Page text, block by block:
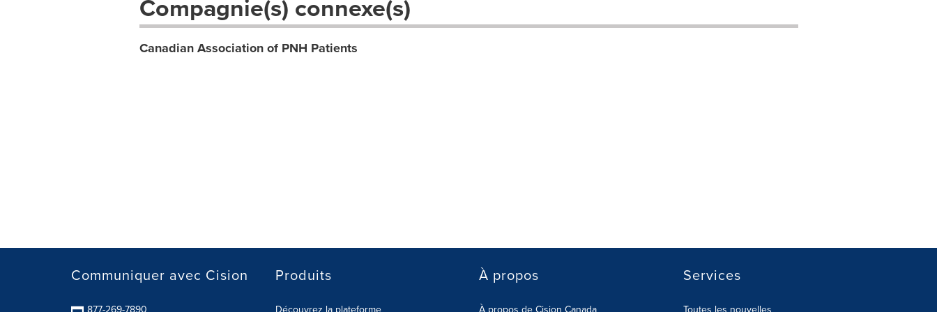
Compagnie(s) connexe(s)
Canadian Association of PNH Patients
Communiquer avec Cision
877-269-7890
Produits
Découvrez la plateforme
À propos
À propos de Cision Canada
Services
Toutes les nouvelles